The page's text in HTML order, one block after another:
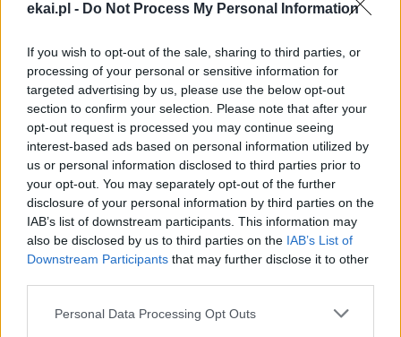
ekai.pl - Do Not Process My Personal Information
If you wish to opt-out of the sale, sharing to third parties, or
processing of your personal or sensitive information for
targeted advertising by us, please use the below opt-out
section to confirm your selection. Please note that after your
opt-out request is processed you may continue seeing
interest-based ads based on personal information utilized by
us or personal information disclosed to third parties prior to
your opt-out. You may separately opt-out of the further
disclosure of your personal information by third parties on the
IAB’s list of downstream participants. This information may
also be disclosed by us to third parties on the IAB’s List of
Downstream Participants that may further disclose it to other
Personal Data Processing Opt Outs
niesprawiedliwość społeczna
Chrześcijanie winni patrzeć na problem migracji poprzez
pryzmat Ewangelii, a nie poprzez polityczne spojrzenie,
które często uwarunkowane jest partykularnymi
interesami. Europa zaś winna poczuć się odpowiedzialna
za to, co dzieje się w Afryce, którą długo wykorzystywała.
Opinię tę wyraził metropolita Agrygentu na Sycylii, do
którego archidiecezji należy także wyspa Lampedusa,
bardzo często pierwszy przystanek dla migrantów z
Afryki.
1
2